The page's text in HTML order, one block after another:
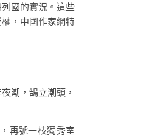
國的實況。這些
，中國作家網特
潮，鵠立潮頭，
再號一枝獨秀室